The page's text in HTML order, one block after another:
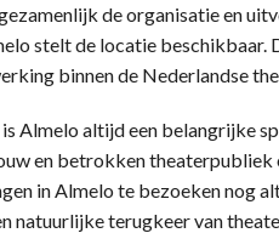
de organisatie en
stelt de locatie beschikbaar.
binnen de Nederlandse
Almelo altijd een belangrijke
en betrokken
in Almelo te bezoeken nog
natuurlijke terugkeer van